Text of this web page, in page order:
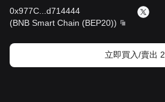
0x977C
d714444
(BNB Smart Chain (BEP20))
立即買入/賣出 2